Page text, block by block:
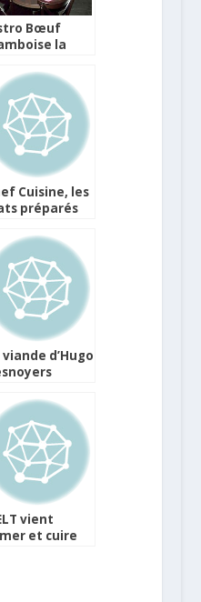
Bœuf
la
de
de
Cuisine, les
préparés
la haute
viande d’Hugo
vous !
vient
et cuire